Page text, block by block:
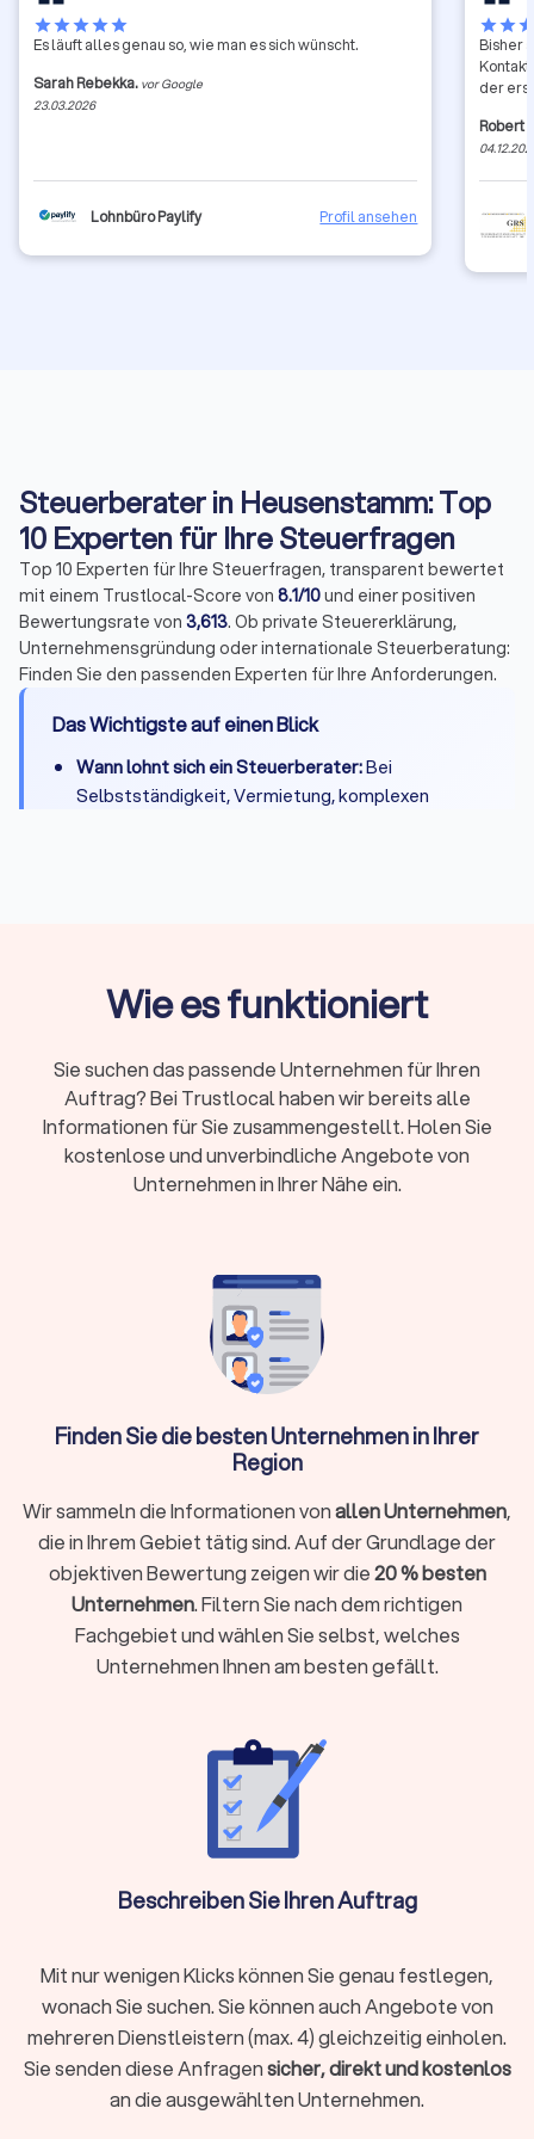
starstarstarstarstar
Es läuft alles genau so, wie man es sich wünscht.
Sarah Rebekka. vor Google
23.03.2026
Lohnbüro Paylify Profil ansehen
starstar
Bisher
der
Robert
Steuerberater in Heusenstamm: Top
10 Experten für Ihre Steuerfragen
Top 10 Experten für Ihre Steuerfragen, transparent bewertet
mit einem Trustlocal-Score von 8.1/10und einer positiven
Bewertungsrate von 3,613. Ob private Steuererklärung,
Unternehmensgründung oder internationale Steuerberatung:
Finden Sie den passenden Experten für Ihre Anforderungen.
Das Wichtigste auf einen Blick
Wann lohnt sich ein Steuerberater:Bei
Selbstständigkeit, Vermietung, komplexen
Steuerberaterkammer ist Pflicht, Fachberater-
Titel zeigen Spezialisierung
Vorteile – persönlicher Kontakt oder flexible
digitale Zusammenarbeit
Erstgespräch:Viele Kanzleien bieten 15-20
Minuten kostenlos an
Wann brauche ich überhaupt einen
Nicht in jeder Situation ist ein Steuerberater zwingend
erforderlich. Für einfache Arbeitnehmer-Steuererklärungen
ohne Zusatzeinkünfte reicht oft die Software ELSTER oder
ein Lohnsteuerhilfeverein. Ein Steuerberater lohnt sich
besonders, wenn Sie:
Unternehmen führen
Einkünfte aus Vermietung, Kapitalvermögen oder anderen
Einkunftsarten haben
Komplexe steuerliche Sachverhalte vorliegen wie
Auslandseinkünfte, Erbschaften oder Beteiligungen
Laufende Buchhaltung, Jahresabschlüsse oder
Steueroptimierung und proaktive Gestaltungsberatung
Als Faustregel gilt: Wenn die mögliche Steuerersparnis oder
Zeitersparnis die Kosten übersteigt, ist die Investition
Moderne Steuerberatung findet längst nicht mehr nur im
klassischen Büro statt. Digitale Kanzleien bieten ihre
Dienstleistungen vollständig online an, von der
Belegübermittlung bis zur Videoberatung. Beide Modelle
haben Vorzüge:
Wie es funktioniert
Sie suchen das passende Unternehmen für Ihren
Auftrag? Bei Trustlocal haben wir bereits alle
Informationen für Sie zusammengestellt. Holen Sie
kostenlose und unverbindliche Angebote von
Unternehmen in Ihrer Nähe ein.
Finden Sie die besten Unternehmen in Ihrer
Region
Wir sammeln die Informationen vonallen Unternehmen,
die in Ihrem Gebiet tätig sind. Auf der Grundlage der
objektiven Bewertung zeigen wir die20 % besten
Unternehmen. Filtern Sie nach dem richtigen
Fachgebiet und wählen Sie selbst, welches
Unternehmen Ihnen am besten gefällt.
Beschreiben Sie Ihren Auftrag
Mit nur wenigen Klicks können Sie genau festlegen,
wonach Sie suchen. Sie können auch Angebote von
mehreren Dienstleistern (max. 4) gleichzeitig einholen.
Sie senden diese Anfragensicher, direkt und kostenlos
an die ausgewählten Unternehmen.